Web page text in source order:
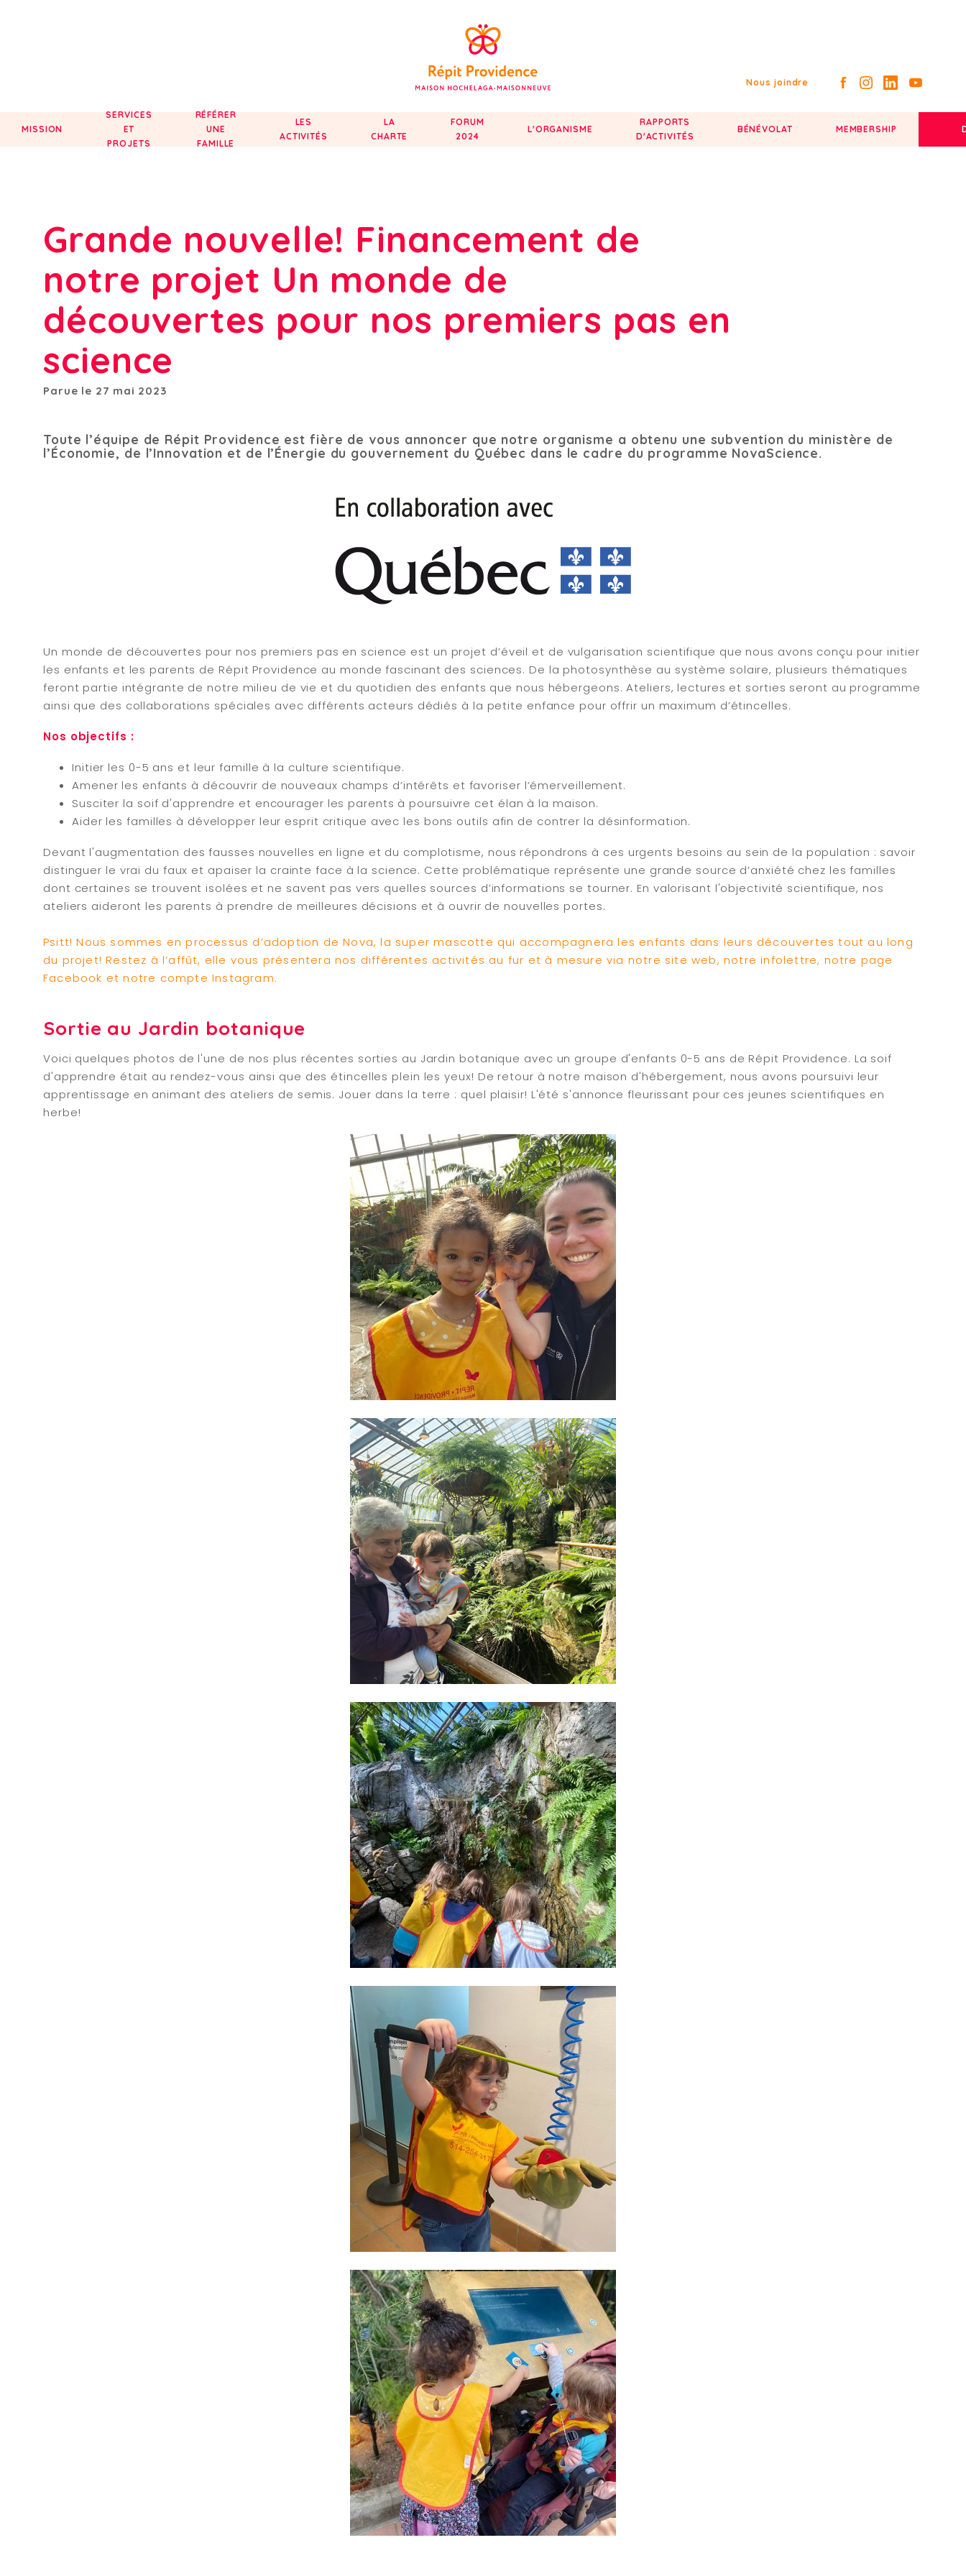
Nous joindre
MISSION
SERVICES
ET
PROJETS
RÉFÉRER
UNE
FAMILLE
LES
ACTIVITÉS
LA
CHARTE
FORUM
2024
L'ORGANISME
RAPPORTS
D'ACTIVITÉS
BÉNÉVOLAT MEMBERSHIP
Grande nouvelle! Financement de
notre projet Un monde de
découvertes pour nos premiers pas en
science
Parue le 27 mai 2023
Toute l’équipe de Répit Providence est fière de vous annoncer que notre organisme a obtenu une subvention du ministère de
l’Économie, de l’Innovation et de l’Énergie du gouvernement du Québec dans le cadre du programme NovaScience.
Un monde de découvertes pour nos premiers pas en science est un projet d’éveil et de vulgarisation scientifique que nous avons conçu pour initier
les enfants et les parents de Répit Providence au monde fascinant des sciences. De la photosynthèse au système solaire, plusieurs thématiques
feront partie intégrante de notre milieu de vie et du quotidien des enfants que nous hébergeons. Ateliers, lectures et sorties seront au programme
ainsi que des collaborations spéciales avec différents acteurs dédiés à la petite enfance pour offrir un maximum d’étincelles.
Nos objectifs :
Initier les 0-5 ans et leur famille à la culture scientifique.
Amener les enfants à découvrir de nouveaux champs d’intérêts et favoriser l’émerveillement.
Susciter la soif d'apprendre et encourager les parents à poursuivre cet élan à la maison.
Aider les familles à développer leur esprit critique avec les bons outils afin de contrer la désinformation.
Devant l'augmentation des fausses nouvelles en ligne et du complotisme, nous répondrons à ces urgents besoins au sein de la population : savoir
distinguer le vrai du faux et apaiser la crainte face à la science. Cette problématique représente une grande source d’anxiété chez les familles
dont certaines se trouvent isolées et ne savent pas vers quelles sources d’informations se tourner. En valorisant l'objectivité scientifique, nos
ateliers aideront les parents à prendre de meilleures décisions et à ouvrir de nouvelles portes.
Psitt! Nous sommes en processus d’adoption de Nova, la super mascotte qui accompagnera les enfants dans leurs découvertes tout au long
du projet! Restez à l’affût, elle vous présentera nos différentes activités au fur et à mesure via notre site web, notre infolettre, notre page
Facebook et notre compte Instagram.
Sortie au Jardin botanique
Voici quelques photos de l'une de nos plus récentes sorties au Jardin botanique avec un groupe d'enfants 0-5 ans de Répit Providence. La soif
d'apprendre était au rendez-vous ainsi que des étincelles plein les yeux! De retour à notre maison d'hébergement, nous avons poursuivi leur
apprentissage en animant des ateliers de semis. Jouer dans la terre : quel plaisir! L'été s'annonce fleurissant pour ces jeunes scientifiques en
herbe!